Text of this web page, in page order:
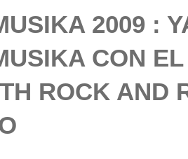
2009 :
CON
ROCK AND